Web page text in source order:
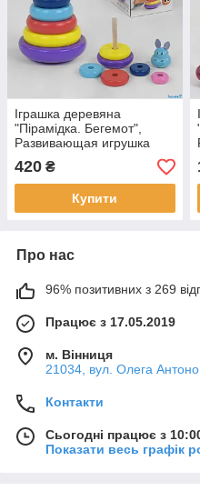
Іграшка деревяна
"Пірамідка. Бегемот",
Развивающая игрушка
"Пирамидка. Бегемот"
39391
420 ₴
Купити
Про нас
96% позитивних з 269
Працює з 17.05.2019
м. Вінниця
21034, вул. Олега
Контакти
Сьогодні працює з
Показати весь графік